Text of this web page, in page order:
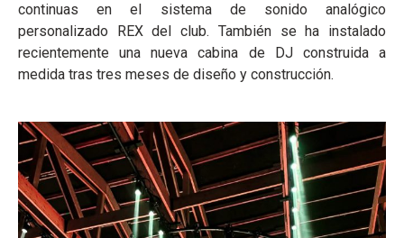
continuas en el sistema de sonido analógico
personalizado REX del club. También se ha instalado
recientemente una nueva cabina de DJ construida a
medida tras tres meses de diseño y construcción.